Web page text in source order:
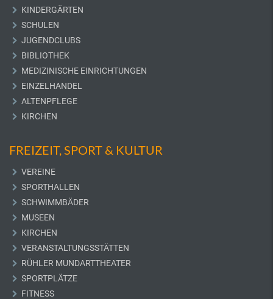
KINDERGÄRTEN
SCHULEN
JUGENDCLUBS
BIBLIOTHEK
MEDIZINISCHE EINRICHTUNGEN
EINZELHANDEL
ALTENPFLEGE
KIRCHEN
FREIZEIT, SPORT & KULTUR
VEREINE
SPORTHALLEN
SCHWIMMBÄDER
MUSEEN
KIRCHEN
VERANSTALTUNGSSTÄTTEN
RÜHLER MUNDARTTHEATER
SPORTPLÄTZE
FITNESS